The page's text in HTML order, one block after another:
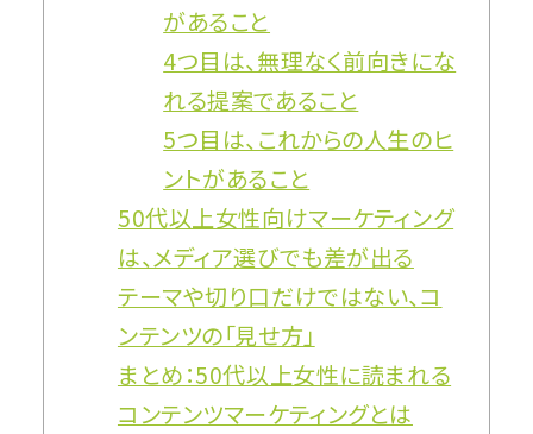
があること
4つ目は、無理なく前向きにな
れる提案であること
5つ目は、これからの人生のヒ
ントがあること
50代以上女性向けマーケティング
は、メディア選びでも差が出る
テーマや切り口だけではない、コ
ンテンツの「見せ方」
まとめ：50代以上女性に読まれる
コンテンツマーケティングとは